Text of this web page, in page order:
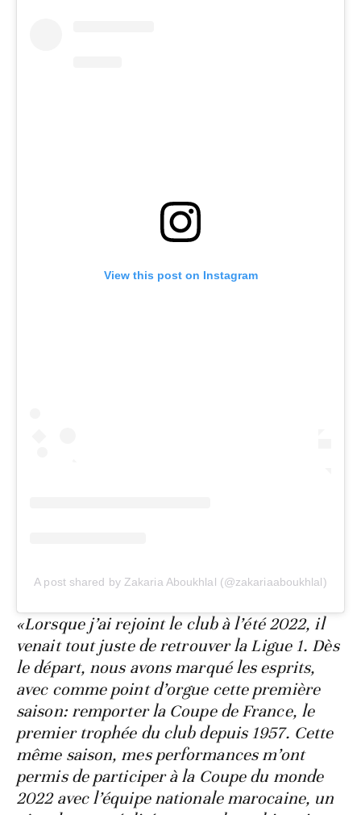
View this post on Instagram
A post shared by Zakaria Aboukhlal (@zakariaaboukhlal)
«Lorsque j’ai rejoint le club à l’été 2022, il
venait tout juste de retrouver la Ligue 1. Dès
le départ, nous avons marqué les esprits,
avec comme point d’orgue cette première
saison: remporter la Coupe de France, le
premier trophée du club depuis 1957. Cette
même saison, mes performances m’ont
permis de participer à la Coupe du monde
2022 avec l’équipe nationale marocaine, un